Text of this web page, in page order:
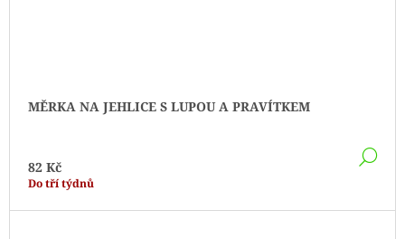
MĚRKA NA JEHLICE S LUPOU A PRAVÍTKEM
82 Kč
Do tří týdnů